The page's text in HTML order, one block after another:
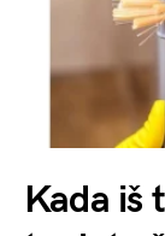
Kada iš